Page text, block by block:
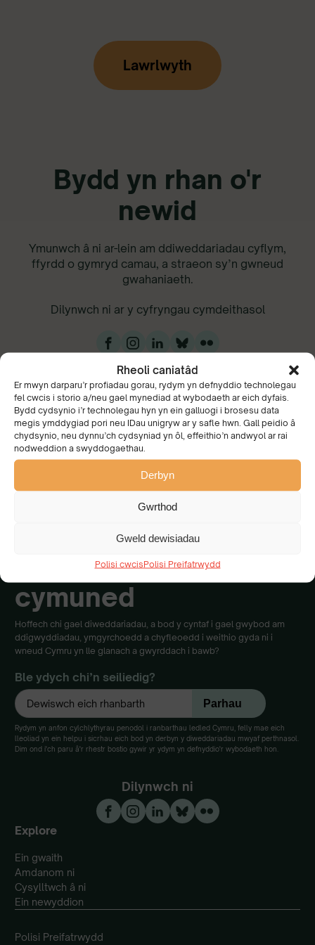
Rheoli caniatâd
Er mwyn darparu’r profiadau gorau, rydym yn defnyddio technolegau
fel cwcis i storio a/neu gael mynediad at wybodaeth ar eich dyfais.
Bydd cydsynio i’r technolegau hyn yn ein galluogi i brosesu data
megis ymddygiad pori neu IDau unigryw ar y safle hwn. Gall peidio â
chydsynio, neu dynnu’ch cydsyniad yn ôl, effeithio’n andwyol ar rai
nodweddion a swyddogaethau.
Derbyn
Gwrthod
Gweld dewisiadau
Polisi cwcisPolisi Preifatrwydd
Lawrlwyth
Bydd yn rhan o'r
newid
Ymunwch â ni ar-lein am ddiweddariadau cyflym,
ffyrdd o gymryd camau, a straeon sy’n gwneud
gwahaniaeth.
Dilynwch ni ar y cyfryngau cymdeithasol
Mae gennym weledigaeth
gyfunol o Gymru
brydferth y mae pawb yn
gofalu amdani ac yn ei
Ymunwch â’n
cymuned
Hoffech chi gael diweddariadau, a bod y cyntaf i gael gwybod am
ddigwyddiadau, ymgyrchoedd a chyfleoedd i weithio gyda ni i
wneud Cymru yn lle glanach a gwyrddach i bawb?
Ble ydych chi’n seiliedig?
Rydym yn anfon cylchlythyrau penodol i ranbarthau ledled Cymru, felly mae eich
lleoliad yn ein helpu i sicrhau eich bod yn derbyn y diweddariadau mwyaf perthnasol.
Dim ond i'ch paru â'r rhestr bostio gywir yr ydym yn defnyddio'r wybodaeth hon.
Dilynwch ni
Explore
Ein gwaith
Amdanom ni
Cysylltwch â ni
Ein newyddion
Polisi Preifatrwydd